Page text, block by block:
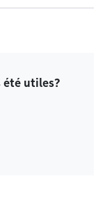
été utiles?